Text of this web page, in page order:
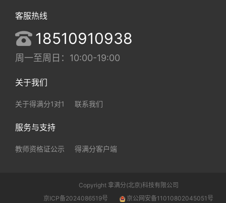
客服热线
18510910938
周一至周日：10:00-19:00
关于我们
关于得满分1对1 联系我们
服务与支持
教师资格证公示 得满分客户端
Copyright 拿满分(北京)科技有限公司
京ICP备2024086519号
京公网安备11010802045051号
0.095456s